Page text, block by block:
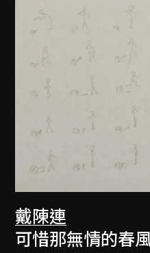
戴陳連
可惜那無情的春